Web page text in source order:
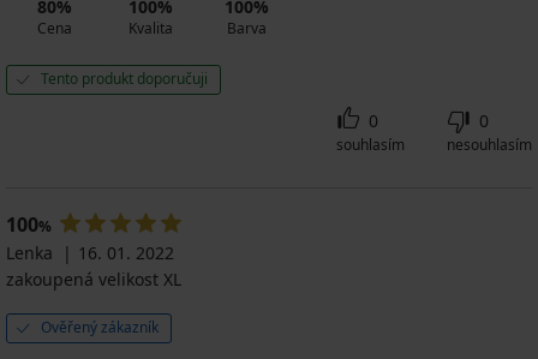
80%
Cena
100%
Kvalita
100%
Barva
Tento produkt doporučuji
0
souhlasím
0
nesouhlasím
100%
Lenka
16. 01. 2022
zakoupená velikost XL
Ověřený zákazník